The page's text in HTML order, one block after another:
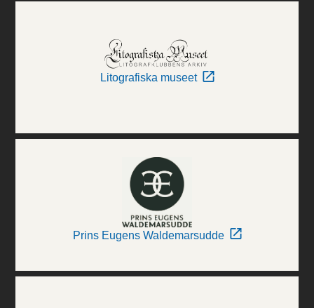
Litografiska museet
Prins Eugens Waldemarsudde